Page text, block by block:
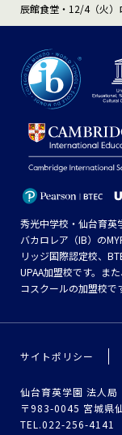
辰館食堂・12/4（火）
秀光中学校・仙台育英
バカロレア（IB）の
リッジ国際認定校、
UPAA加盟校です。ま
コスクールの加盟校で
サイトポリシー
仙台育英学園 法人局
〒983-0045 宮城県
TEL.022-256-4141